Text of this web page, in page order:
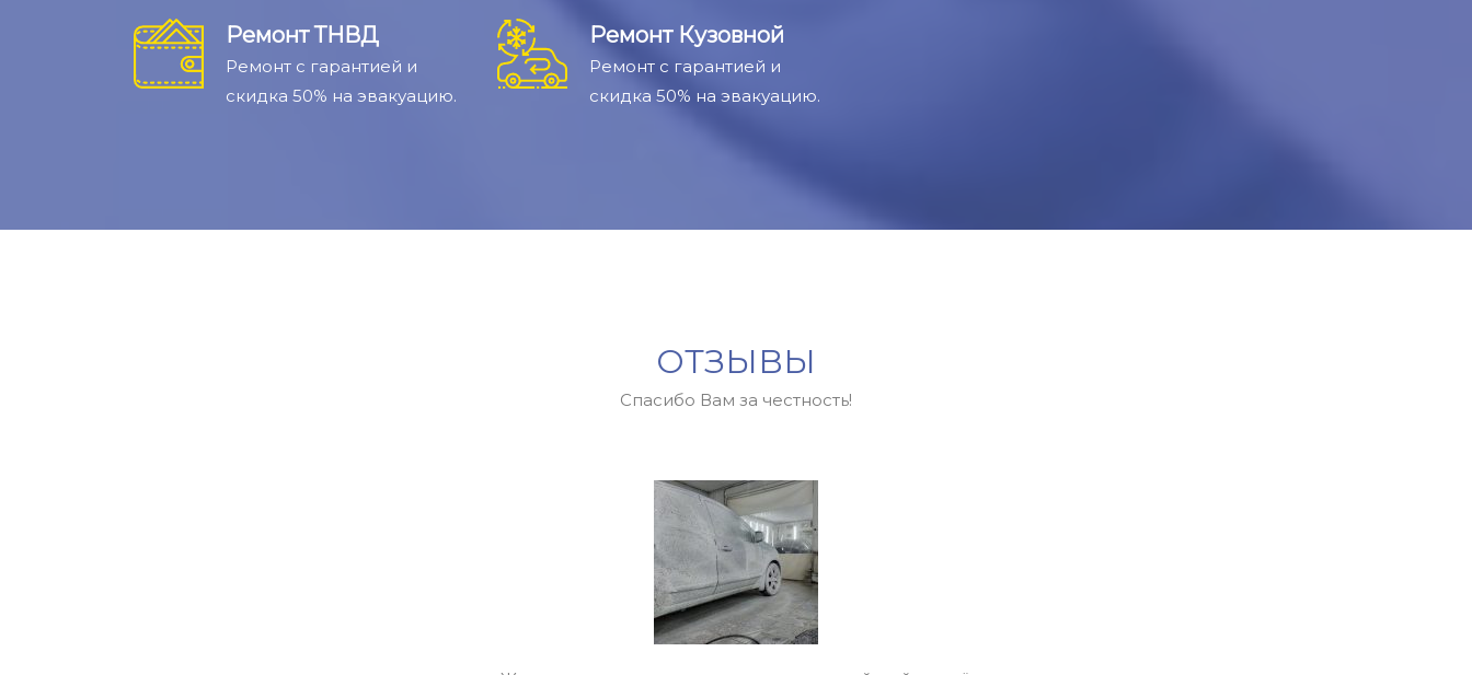
Ремонт ТНВД
Ремонт с гарантией и
скидка 50% на эвакуацию.
Ремонт Кузовной
Ремонт с гарантией и
скидка 50% на эвакуацию.
ОТЗЫВЫ
Спасибо Вам за честность!